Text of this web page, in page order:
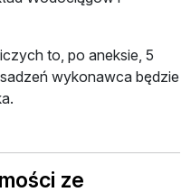
to, po aneksie, 5
wykonawca będzie
ze